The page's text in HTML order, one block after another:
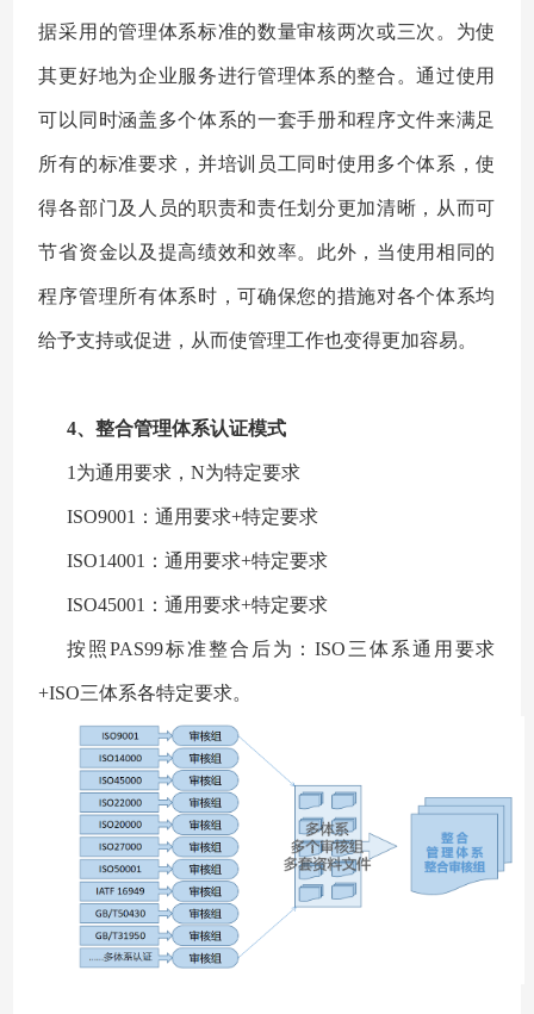
据采用的管理体系标准的数量审核两次或三次。为使
其更好地为企业服务进行管理体系的整合。通过使用
可以同时涵盖多个体系的一套手册和程序文件来满足
所有的标准要求，并培训员工同时使用多个体系，使
得各部门及人员的职责和责任划分更加清晰，从而可
节省资金以及提高绩效和效率。此外，当使用相同的
程序管理所有体系时，可确保您的措施对各个体系均
给予支持或促进，从而使管理工作也变得更加容易。
4、整合管理体系认证模式
1为通用要求，N为特定要求
ISO9001：通用要求+特定要求
ISO14001：通用要求+特定要求
ISO45001：通用要求+特定要求
按照PAS99标准整合后为：ISO三体系通用要求
+ISO三体系各特定要求。